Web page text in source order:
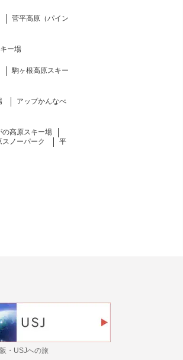
菅平高原（パイン
ー場
駒ヶ根高原スキー
アップかんなべ
の高原スキー場
スノーパーク
平
・USJへの旅